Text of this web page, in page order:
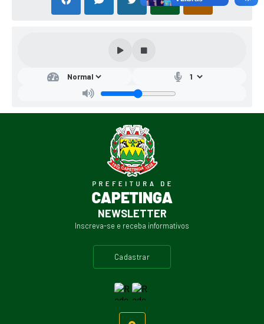
NEWSLETTER
Inscreva-se e receba informativos
cadastrar